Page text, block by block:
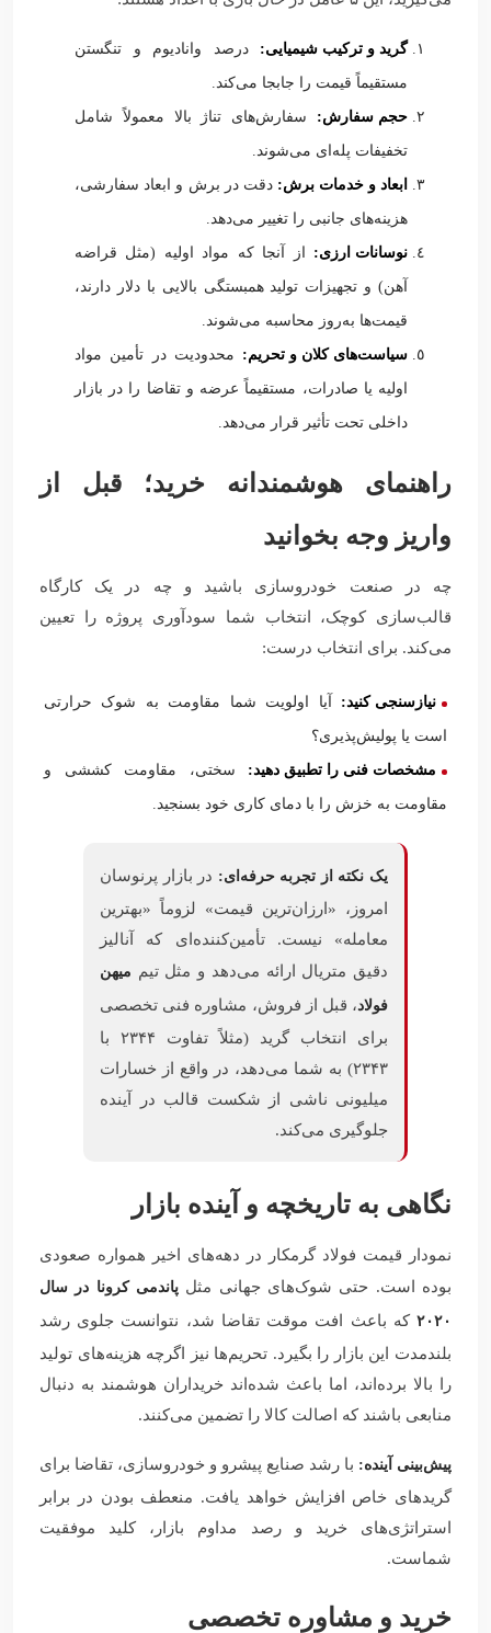
گرید و ترکیب شیمیایی: درصد وانادیوم و تنگستن
مستقیماً قیمت را جابجا می‌کند.
حجم سفارش: سفارش‌های تناژ بالا معمولاً شامل
تخفیفات پله‌ای می‌شوند.
ابعاد و خدمات برش: دقت در برش و ابعاد سفارشی،
هزینه‌های جانبی را تغییر می‌دهد.
نوسانات ارزی: از آنجا که مواد اولیه (مثل قراضه
آهن) و تجهیزات تولید همبستگی بالایی با دلار دارند،
قیمت‌ها به‌روز محاسبه می‌شوند.
سیاست‌های کلان و تحریم: محدودیت در تأمین مواد
اولیه یا صادرات، مستقیماً عرضه و تقاضا را در بازار
داخلی تحت تأثیر قرار می‌دهد.
راهنمای هوشمندانه خرید؛ قبل از
واریز وجه بخوانید
چه در صنعت خودروسازی باشید و چه در یک کارگاه
قالب‌سازی کوچک، انتخاب شما سودآوری پروژه را تعیین
می‌کند. برای انتخاب درست:
نیازسنجی کنید: آیا اولویت شما مقاومت به شوک حرارتی
است یا پولیش‌پذیری؟
مشخصات فنی را تطبیق دهید: سختی، مقاومت کششی و
مقاومت به خزش را با دمای کاری خود بسنجید.
یک نکته از تجربه حرفه‌ای: در بازار پرنوسان
امروز، «ارزان‌ترین قیمت» لزوماً «بهترین
معامله» نیست. تأمین‌کننده‌ای که آنالیز
دقیق متریال ارائه می‌دهد و مثل تیم میهن
فولاد، قبل از فروش، مشاوره فنی تخصصی
برای انتخاب گرید (مثلاً تفاوت ۲۳۴۴ با
۲۳۴۳) به شما می‌دهد، در واقع از خسارات
میلیونی ناشی از شکست قالب در آینده
جلوگیری می‌کند.
نگاهی به تاریخچه و آینده بازار
نمودار قیمت فولاد گرمکار در دهه‌های اخیر همواره صعودی
بوده است. حتی شوک‌های جهانی مثل پاندمی کرونا در سال
۲۰۲۰ که باعث افت موقت تقاضا شد، نتوانست جلوی رشد
بلندمدت این بازار را بگیرد. تحریم‌ها نیز اگرچه هزینه‌های تولید
را بالا برده‌اند، اما باعث شده‌اند خریداران هوشمند به دنبال
منابعی باشند که اصالت کالا را تضمین می‌کنند.
پیش‌بینی آینده: با رشد صنایع پیشرو و خودروسازی، تقاضا برای
گریدهای خاص افزایش خواهد یافت. منعطف بودن در برابر
استراتژی‌های خرید و رصد مداوم بازار، کلید موفقیت
شماست.
خرید و مشاوره تخصصی